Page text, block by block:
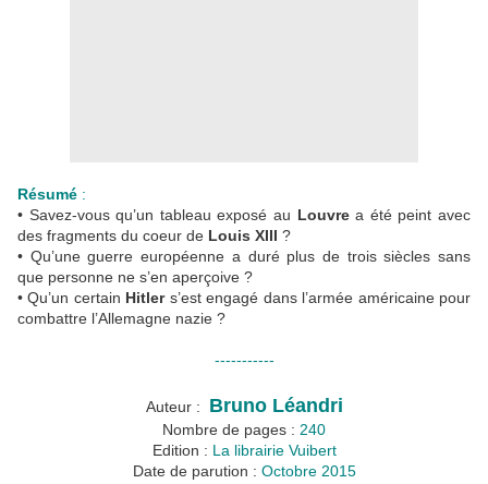
Résumé :
• Savez-vous qu’un tableau exposé au Louvrea été peint avec
des fragments du coeur de Louis XIII ?
• Qu’une guerre européenne a duré plus de trois siècles sans
que personne ne s’en aperçoive ?
• Qu’un certain Hitlers’est engagé dans l’armée américaine pour
combattre l’Allemagne nazie ?
-----------
Auteur : Bruno Léandri
Nombre de pages : 240
Edition : La librairie Vuibert
Date de parution : Octobre 2015